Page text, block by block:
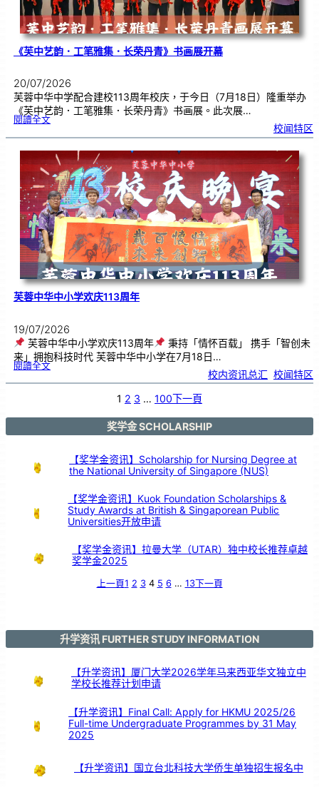
《芙中艺韵．工笔雅集．长荣丹青》书画展开幕
20/07/2026
芙蓉中华中学配合建校113周年校庆，于今日（7月18日）隆重举办
《芙中艺韵．工笔雅集．长荣丹青》书画展。此次展…
閱讀全文:《
艺
．
工
笔
雅
集
．
长
荣
丹
青
》
书
画
展
开
幕
校闻特区
芙蓉中华中小学欢庆113周年
19/07/2026
芙蓉中华中小学欢庆113周年
秉持「情怀百载」 携手「智创未
来」拥抱科技时代 芙蓉中华中小学在7月18日…
閱讀全文:芙
华
1
年
校内资讯总汇 校闻特区
1 2 3 … 100下一頁
奖学金 SCHOLARSHIP
【奖学金资讯】Scholarship for Nursing Degree at
the National University of Singapore (NUS)
【奖学金资讯】Kuok Foundation Scholarships &
Study Awards at British & Singaporean Public
Universities开放申请
【奖学金资讯】拉曼大学（UTAR）独中校长推荐卓越
奖学金2025
上一頁1 2 3 4 5 6 … 13下一頁
升学资讯 FURTHER STUDY INFORMATION
【升学资讯】厦门大学2026学年马来西亚华文独立中
学校长推荐计划申请
【升学资讯】Final Call: Apply for HKMU 2025/26
Full-time Undergraduate Programmes by 31 May
2025
【升学资讯】国立台北科技大学侨生单独招生报名中